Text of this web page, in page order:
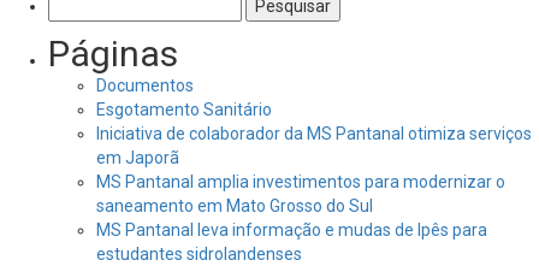
por:
Páginas
Documentos
Esgotamento Sanitário
Iniciativa de colaborador da MS Pantanal otimiza serviços
em Japorã
MS Pantanal amplia investimentos para modernizar o
saneamento em Mato Grosso do Sul
MS Pantanal leva informação e mudas de Ipês para
estudantes sidrolandenses